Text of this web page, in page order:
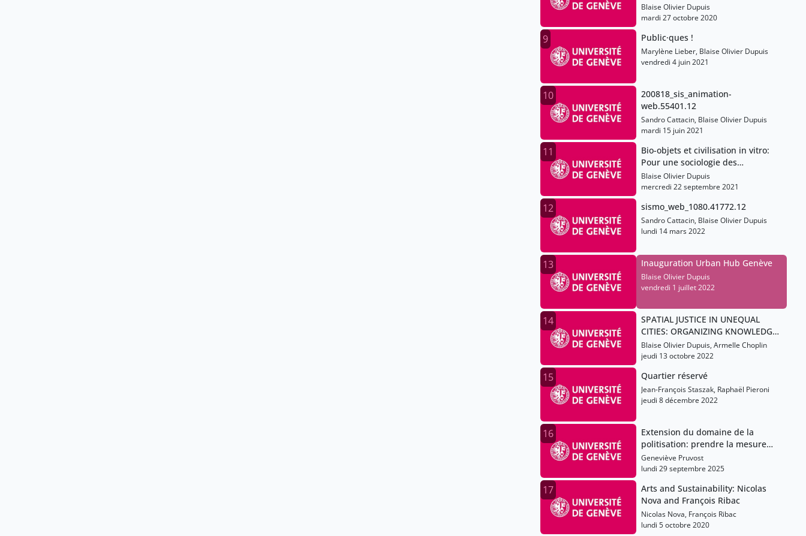
Blaise Olivier Dupuis
mardi 27 octobre 2020
9 Public·ques !
Marylène Lieber, Blaise Olivier Dupuis
vendredi 4 juin 2021
10
200818_sis_animation-
web.55401.12
Sandro Cattacin, Blaise Olivier Dupuis
mardi 15 juin 2021
11
Bio-objets et civilisation in vitro:
Pour une sociologie des
biotechnologies
Blaise Olivier Dupuis
mercredi 22 septembre 2021
12 sismo_web_1080.41772.12
Sandro Cattacin, Blaise Olivier Dupuis
lundi 14 mars 2022
13 Inauguration Urban Hub Genève
Blaise Olivier Dupuis
vendredi 1 juillet 2022
14
SPATIAL JUSTICE IN UNEQUAL
CITIES: ORGANIZING KNOWLEDGE
ACROSS UNIVERSITIES AND
MOVEMENTS
Blaise Olivier Dupuis, Armelle Choplin
jeudi 13 octobre 2022
15 Quartier réservé
Jean-François Staszak, Raphaël Pieroni
jeudi 8 décembre 2022
16
Extension du domaine de la
politisation: prendre la mesure
des alternatives de subsistance
Geneviève Pruvost
lundi 29 septembre 2025
17
Arts and Sustainability: Nicolas
Nova and François Ribac
Nicolas Nova, François Ribac
lundi 5 octobre 2020